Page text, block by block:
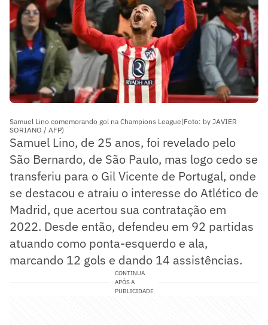
Samuel Lino comemorando gol na Champions League(Foto: by JAVIER
SORIANO / AFP)
Samuel Lino, de 25 anos, foi revelado pelo
São Bernardo, de São Paulo, mas logo cedo se
transferiu para o Gil Vicente de Portugal, onde
se destacou e atraiu o interesse do Atlético de
Madrid, que acertou sua contratação em
2022. Desde então, defendeu em 92 partidas
atuando como ponta-esquerdo e ala,
marcando 12 gols e dando 14 assistências.
CONTINUA
APÓS A
PUBLICIDADE